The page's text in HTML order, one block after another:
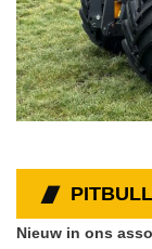
Nieuw in ons